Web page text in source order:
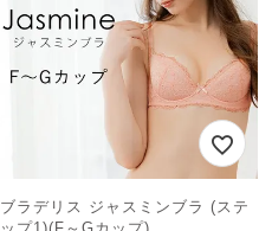
ブラデリス ジャスミンブラ (ステ